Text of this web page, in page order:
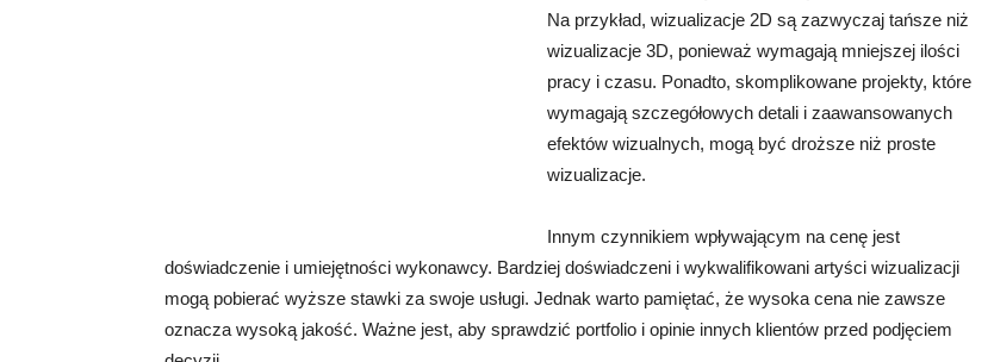
Na przykład, wizualizacje 2D są zazwyczaj tańsze niż
wizualizacje 3D, ponieważ wymagają mniejszej ilości
pracy i czasu. Ponadto, skomplikowane projekty, które
wymagają szczegółowych detali i zaawansowanych
efektów wizualnych, mogą być droższe niż proste
wizualizacje.
Innym czynnikiem wpływającym na cenę jest
doświadczenie i umiejętności wykonawcy. Bardziej doświadczeni i wykwalifikowani artyści wizualizacji
mogą pobierać wyższe stawki za swoje usługi. Jednak warto pamiętać, że wysoka cena nie zawsze
oznacza wysoką jakość. Ważne jest, aby sprawdzić portfolio i opinie innych klientów przed podjęciem